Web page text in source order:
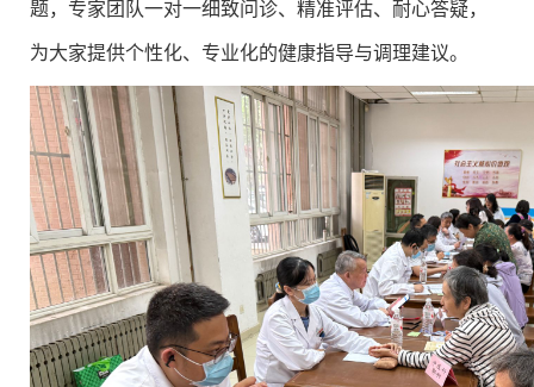
题，专家团队一对一细致问诊、精准评估、耐心答疑，
为大家提供个性化、专业化的健康指导与调理建议。